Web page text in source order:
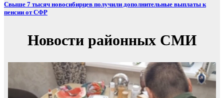
Свыше 7 тысяч новосибирцев получили дополнительные выплаты к
пенсии от СФР